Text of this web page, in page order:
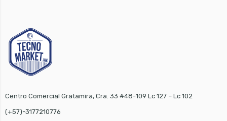
Centro Comercial Gratamira, Cra. 33 #48-109 Lc 127 – Lc 102
(+57)-3177210776